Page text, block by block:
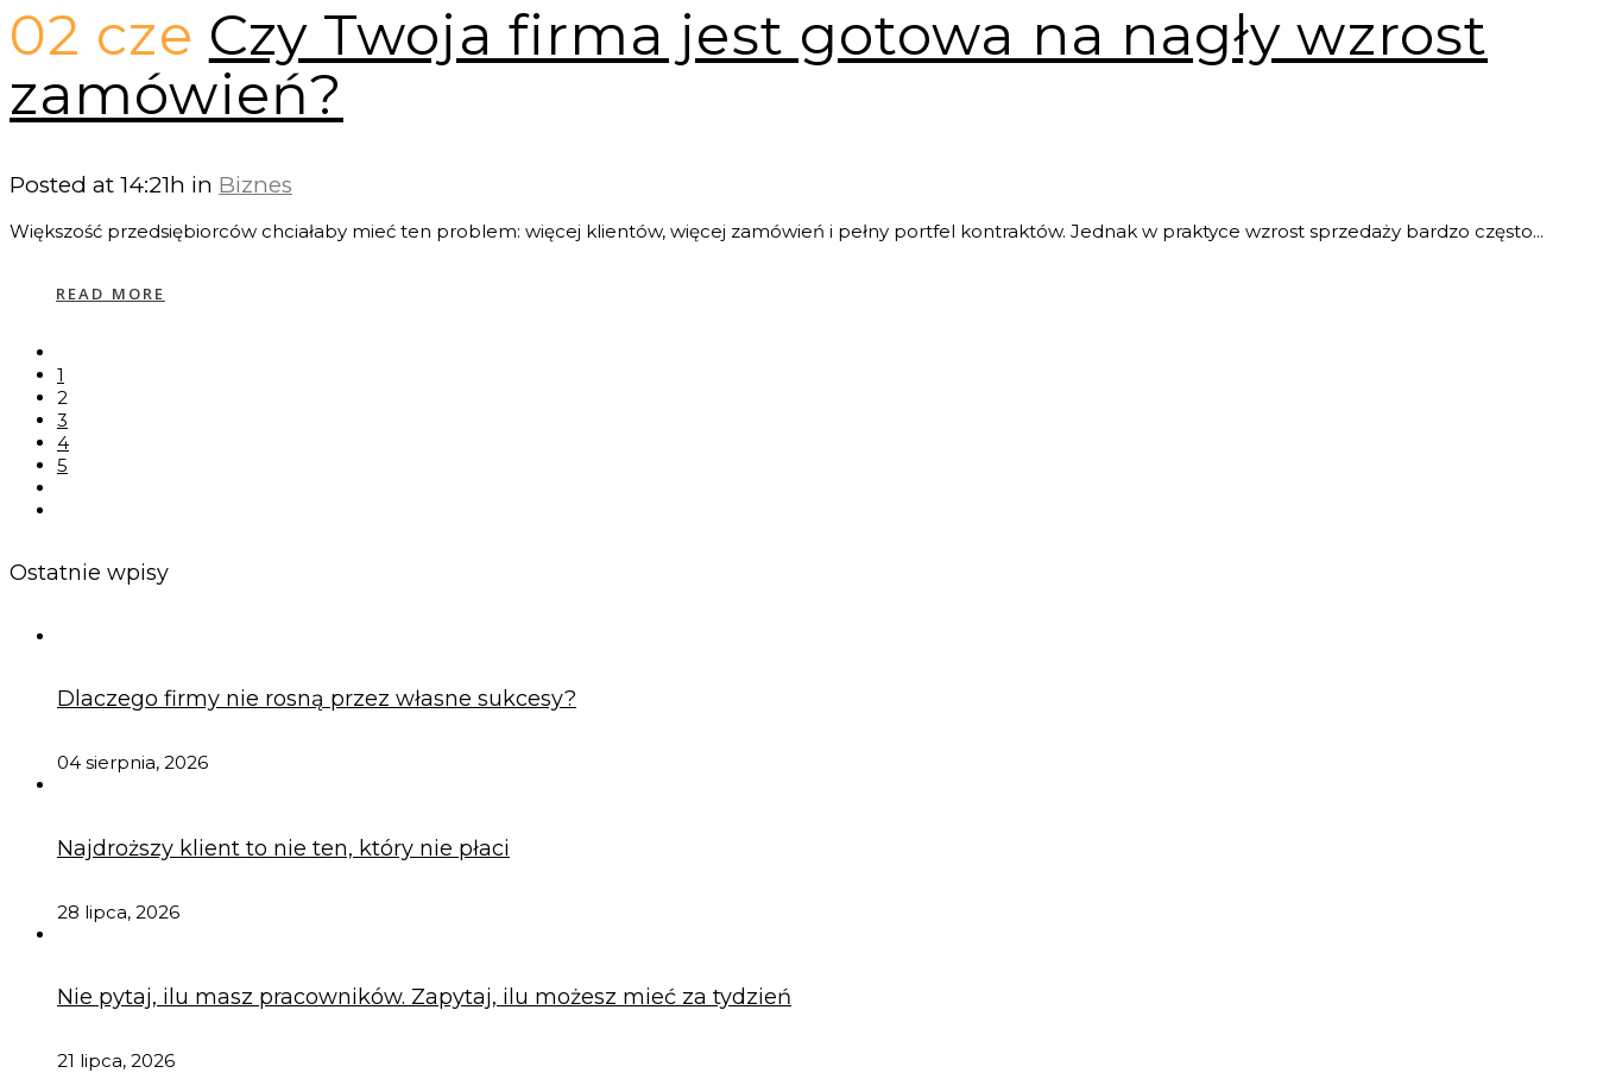
02 cze Czy Twoja firma jest gotowa na nagły wzrost
zamówień?
Posted at 14:21h in Biznes
Większość przedsiębiorców chciałaby mieć ten problem: więcej klientów, więcej zamówień i pełny portfel kontraktów. Jednak w praktyce wzrost sprzedaży bardzo często...
READ MORE
1
2
3
4
5
Ostatnie wpisy
Dlaczego firmy nie rosną przez własne sukcesy?
04 sierpnia, 2026
Najdroższy klient to nie ten, który nie płaci
28 lipca, 2026
Nie pytaj, ilu masz pracowników. Zapytaj, ilu możesz mieć za tydzień
21 lipca, 2026